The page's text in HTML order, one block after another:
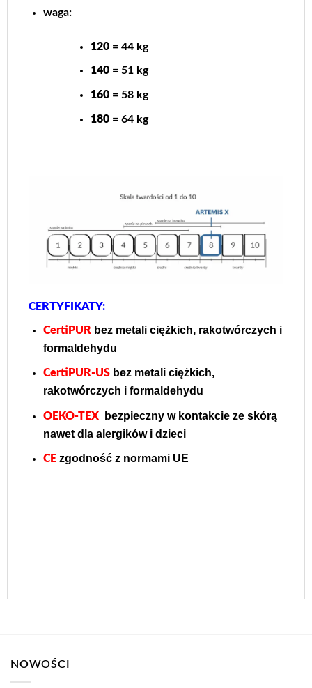
waga:
120 = 44 kg
140 = 51 kg
160 = 58 kg
180 = 64 kg
CERTYFIKATY:
CertiPUR bez metali ciężkich, rakotwórczych i
formaldehydu
CertiPUR-US bez metali ciężkich,
rakotwórczych i formaldehydu
OEKO-TEX
bezpieczny w kontakcie ze skórą
nawet dla alergików i dzieci
CE zgodność z normami UE
NOWOŚCI